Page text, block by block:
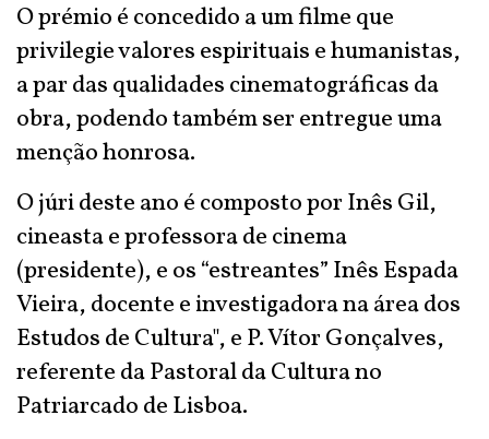
O prémio é concedido a um filme que
privilegie valores espirituais e humanistas,
a par das qualidades cinematográficas da
obra, podendo também ser entregue uma
menção honrosa.
O júri deste ano é composto por Inês Gil,
cineasta e professora de cinema
(presidente), e os “estreantes” Inês Espada
Vieira, docente e investigadora na área dos
Estudos de Cultura", e P. Vítor Gonçalves,
referente da Pastoral da Cultura no
Patriarcado de Lisboa.